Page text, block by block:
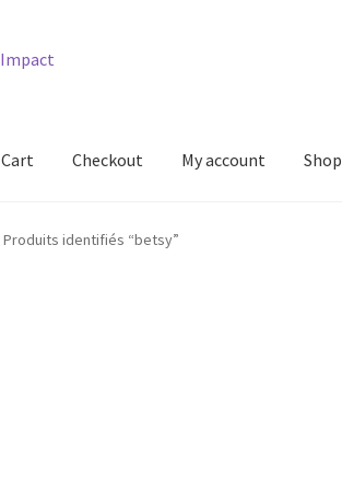
Cart Checkout My account Shop
Checkout My account Shop
Produits identifiés “betsy”